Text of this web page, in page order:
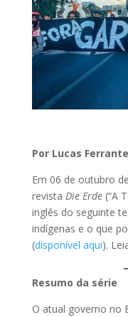
Por Lucas
Em 06 de outubro
revista Die Erde (“A
inglês do seguinte
indígenas e o que
(disponível aqui).
Resumo da série
O atual governo no